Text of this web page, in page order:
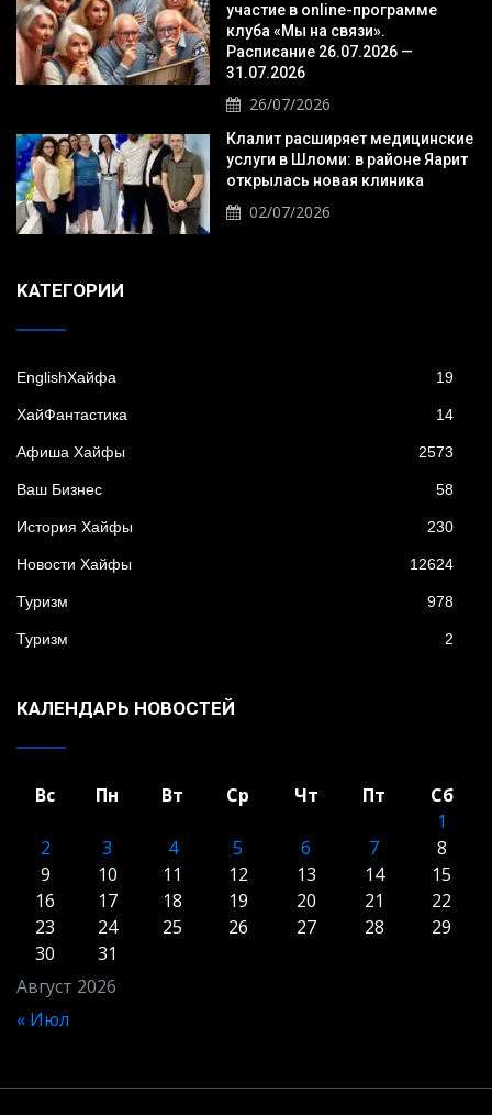
участие в online-программе
клуба «Мы на связи».
Расписание 26.07.2026 —
31.07.2026
26/07/2026
Клалит расширяет медицинские
услуги в Шломи: в районе Яарит
открылась новая клиника
02/07/2026
KАТЕГОРИИ
EnglishХайфа 19
XайФантастика 14
Афиша Хайфы 2573
Ваш Бизнес 58
История Хайфы 230
Новости Хайфы 12624
Туризм 978
Туризм 2
КАЛЕНДАРЬ НОВОСТЕЙ
Август 2026
Вс Пн Вт Ср Чт Пт
Сб
1
2
3 4 5 6 7
8
9
10 11 12 13 14
15
16
17 18 19 20 21
22
23
24 25 26 27 28
29
30
31
« Июл